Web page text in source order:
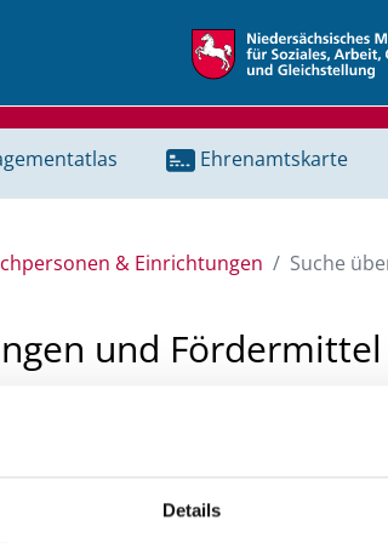
Details
Ehrenamtskarte
& Einrichtungen Suche
und Fördermittel
für ein Projekt oder ein Vorhaben?